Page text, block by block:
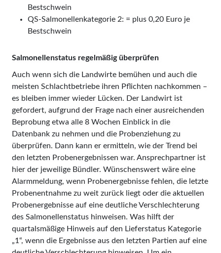
Bestschwein
QS-Salmonellenkategorie 2: = plus 0,20 Euro je
Bestschwein
Salmonellenstatus regelmäßig überprüfen
Auch wenn sich die Landwirte bemühen und auch die
meisten Schlachtbetriebe ihren Pflichten nachkommen –
es bleiben immer wieder Lücken. Der Landwirt ist
gefordert, aufgrund der Frage nach einer ausreichenden
Beprobung etwa alle 8 Wochen Einblick in die
Datenbank zu nehmen und die Probenziehung zu
überprüfen. Dann kann er ermitteln, wie der Trend bei
den letzten Probenergebnissen war. Ansprechpartner ist
hier der jeweilige Bündler. Wünschenswert wäre eine
Alarmmeldung, wenn Probenergebnisse fehlen, die letzte
Probenentnahme zu weit zurück liegt oder die aktuellen
Probenergebnisse auf eine deutliche Verschlechterung
des Salmonellenstatus hinweisen. Was hilft der
quartalsmäßige Hinweis auf den Lieferstatus Kategorie
„1“, wenn die Ergebnisse aus den letzten Partien auf eine